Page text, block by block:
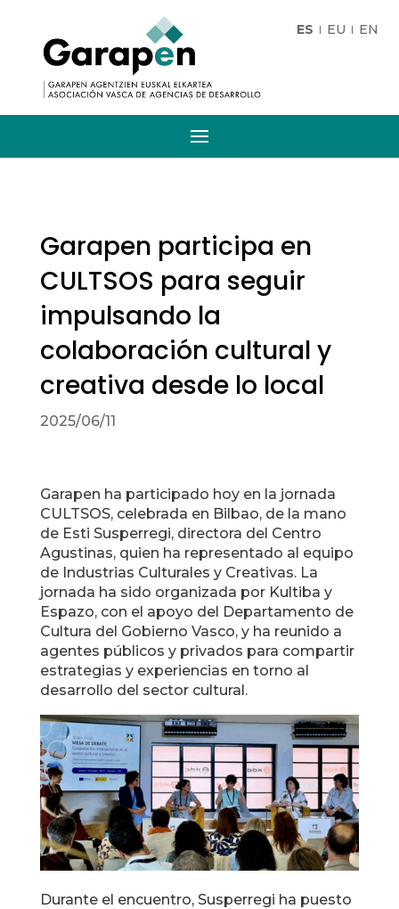
ES EU EN
Garapen participa en
CULTSOS para seguir
impulsando la
colaboración cultural y
creativa desde lo local
2025/06/11
Garapen ha participado hoy en la jornada
CULTSOS, celebrada en Bilbao, de la mano
de Esti Susperregi, directora del Centro
Agustinas, quien ha representado al equipo
de Industrias Culturales y Creativas. La
jornada ha sido organizada por Kultiba y
Espazo, con el apoyo del Departamento de
Cultura del Gobierno Vasco, y ha reunido a
agentes públicos y privados para compartir
estrategias y experiencias en torno al
desarrollo del sector cultural.
Durante el encuentro, Susperregi ha puesto